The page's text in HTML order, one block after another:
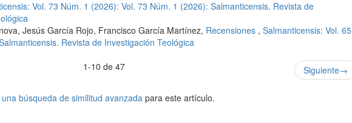
Vol. 73 Núm. 1 (2026): Vol. 73 Núm. 1 (2026): Salmanticensis. Revista de
Jesús García Rojo, Francisco García Martínez, Recensiones , Salmanticensis: Vol. 65
Revista de Investigación Teológica
1-10 de 47
Siguiente→
búsqueda de similitud avanzadapara este artículo.